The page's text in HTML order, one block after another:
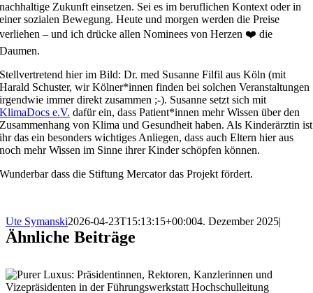
nachhaltige Zukunft einsetzen. Sei es im beruflichen Kontext oder in
einer sozialen Bewegung. Heute und morgen werden die Preise
verliehen – und ich drücke allen Nominees von Herzen ❤️ die
Daumen.
Stellvertretend hier im Bild: Dr. med Susanne Filfil aus Köln (mit
Harald Schuster, wir Kölner*innen finden bei solchen Veranstaltungen
irgendwie immer direkt zusammen ;-). Susanne setzt sich mit
KlimaDocs e.V. dafür ein, dass Patient*innen mehr Wissen über den
Zusammenhang von Klima und Gesundheit haben. Als Kinderärztin ist
ihr das ein besonders wichtiges Anliegen, dass auch Eltern hier aus
noch mehr Wissen im Sinne ihrer Kinder schöpfen können.
Wunderbar dass die Stiftung Mercator das Projekt fördert.
Ute Symanski2026-04-23T15:13:15+00:004. Dezember 2025|
Ähnliche Beiträge